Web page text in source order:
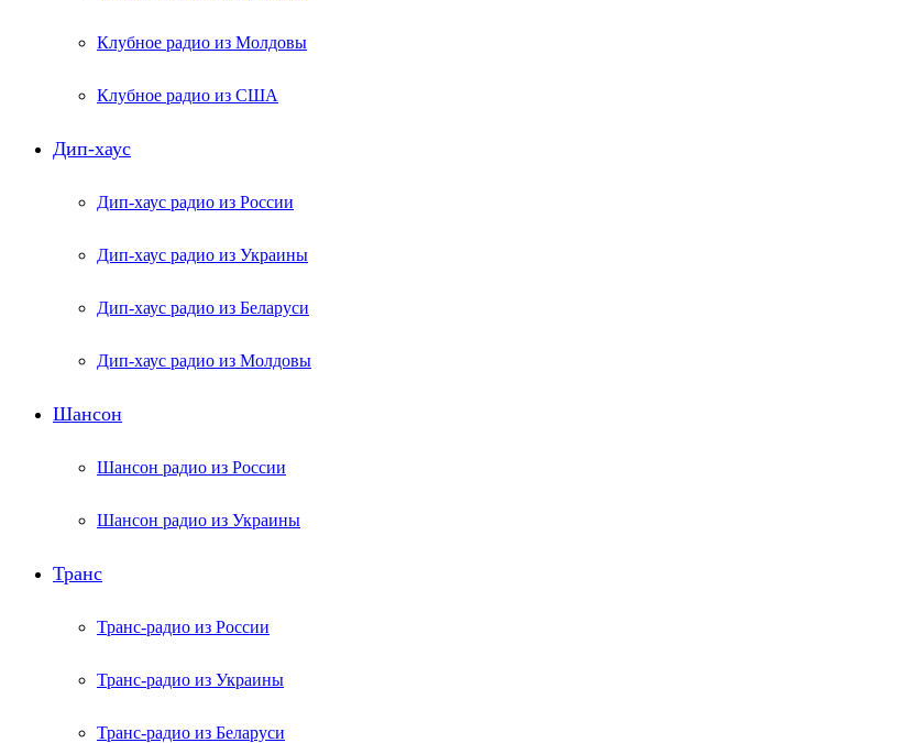
Клубное радио из Молдовы
Клубное радио из США
Дип-хаус
Дип-хаус радио из России
Дип-хаус радио из Украины
Дип-хаус радио из Беларуси
Дип-хаус радио из Молдовы
Шансон
Шансон радио из России
Шансон радио из Украины
Транс
Транс-радио из России
Транс-радио из Украины
Транс-радио из Беларуси